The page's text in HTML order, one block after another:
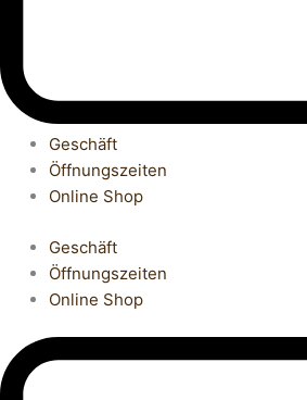
Geschäft
Öffnungszeiten
Online Shop
Geschäft
Öffnungszeiten
Online Shop